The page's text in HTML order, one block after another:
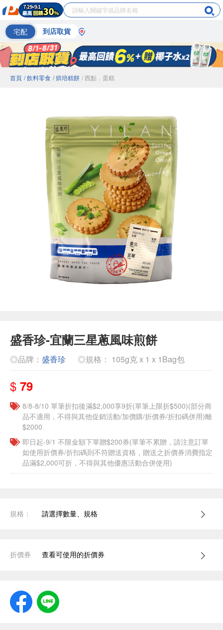
宅配 到店取貨
首頁 / 飲料零食 / 烘培糕餅 / 西點．蛋糕
盛香珍-宜蘭三星蔥風味煎餅
◎品牌： 盛香珍 ◎規格： 105g克 x 1 x 1Bag包
$ 79
8/8-8/10 單筆折扣後滿$2,000享9折(單筆上限折$500)(部分商
品不適用，不得與其他促銷活動/加價購/折價券/折扣碼併用)離
$2000
即日起-9/1 不限金額下單贈$200券(單筆不累贈，請注意訂單
如使用折價券/折扣碼則不符贈送資格，贈送之折價券消費指定
品滿$2,000可折，不得與其他優惠活動合併使用)
規格： 請選擇數量、規格
折價券 查看可使用的折價券